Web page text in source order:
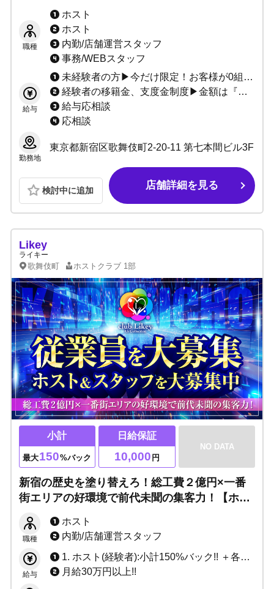
（経験者）大歓迎！次世代のモンスターは君
だ！
職種
ホスト
ホスト
内勤/店舗運営スタッフ
事務/WEBスタッフ
給与
未経験者の方▶今だけ限定！お客様が0組0万でも給料30万3ヶ月保証確約！ 経験者の方▶3ヶ月間驚異の小計100％バック！
経験者の移籍金、支度金制度▶金額は『言い値』で構いません。 お気軽にご相談ください！
給与応相談
応相談
勤務地
東京都新宿区歌舞伎町2-20-11 第七本間ビル3F
検討中に追加 店舗詳細を見る
Likey
ライキー
歌舞伎町 ホストクラブ 1部
小計
最大150%バック
日給保証
10,000 円
NO DATA
新宿の歴史を塗り替えろ！総工費２億円×一番
街エリアの好環境で前代未聞の集客力！【ホス
きやすさを徹底追及！
職種
ホスト
内勤/店舗運営スタッフ
給与
1. ホスト(経験者):小計150%バック!! ＋各種賞金多数!! 2. ホスト(未経験):日給10,000円 ＋ 各種賞金多数!!
月給30万円以上!!